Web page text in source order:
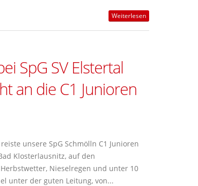
Weiterlesen
SpG SV Elstertal
an die C1 Junioren
unsere SpG Schmölln C1 Junioren
Klosterlausnitz, auf den
Nieselregen und unter 10
unter der guten Leitung, von...